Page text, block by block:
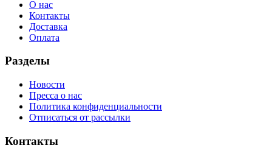
О нас
Контакты
Доставка
Оплата
Разделы
Новости
Пресса о нас
Политика конфиденциальности
Отписаться от рассылки
Контакты